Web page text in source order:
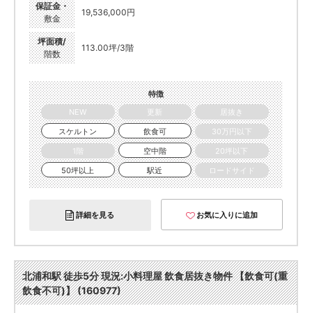
保証金・
敷金
19,536,000円
坪面積/
階数
113.00坪/3階
特徴
NEW
更新
居抜き
スケルトン
飲食可
30万円以下
1階
空中階
20坪以下
50坪以上
駅近 ロードサイド
詳細を見る お気に入りに追加
北浦和駅 徒歩5分 現況:小料理屋 飲食居抜き物件 【飲食可(重
飲食不可)】 (160977)